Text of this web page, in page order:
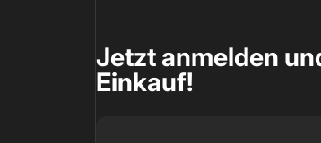
Jetzt anmelden
Einkauf!